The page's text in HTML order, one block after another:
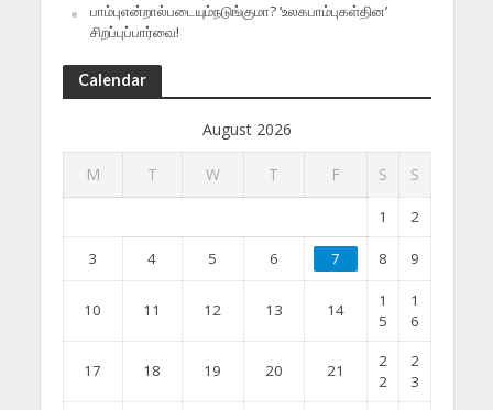
பாம்புஎன்றால்படையும்நடுங்குமா? ‘உலகபாம்புகள்தின’
சிறப்புப்பார்வை!
Calendar
August 2026
M T W T F S S
1 2
3 4 5 6 7 8 9
10 11 12 13 14
1
5
1
6
17 18 19 20 21
2
2
2
3